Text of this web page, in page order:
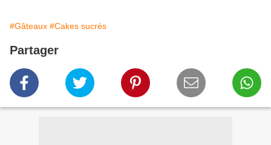
#Gâteaux #Cakes sucrés
Partager